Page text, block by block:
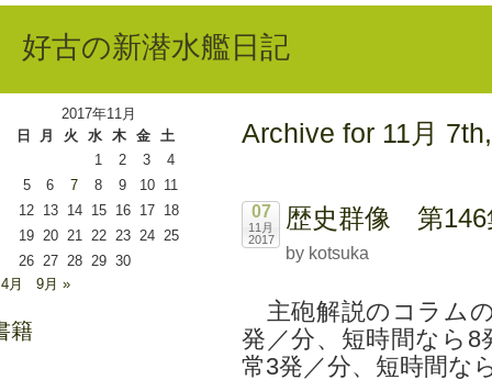
好古の新潜水艦日記
Archive for 11月
07
11月
2017
歴史群像 第
by kotsuka
主砲解説のコラム
発／分、短時間なら
常3発／分、短時間な
2017年11月
日
月 火 水 木 金
土
1
2 3
4
5
6 7 8 9 10
11
12 13 14 15 16 17
18
19 20 21 22 23 24 25
26 27 28 29 30
月
9月 »
籍